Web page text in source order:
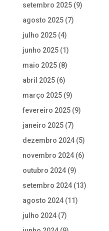
setembro 2025(9)
agosto 2025(7)
julho 2025(4)
junho 2025(1)
maio 2025(8)
abril 2025(6)
março 2025(9)
fevereiro 2025(9)
janeiro 2025(7)
dezembro 2024(5)
novembro 2024(6)
outubro 2024(9)
setembro 2024(13)
agosto 2024(11)
julho 2024(7)